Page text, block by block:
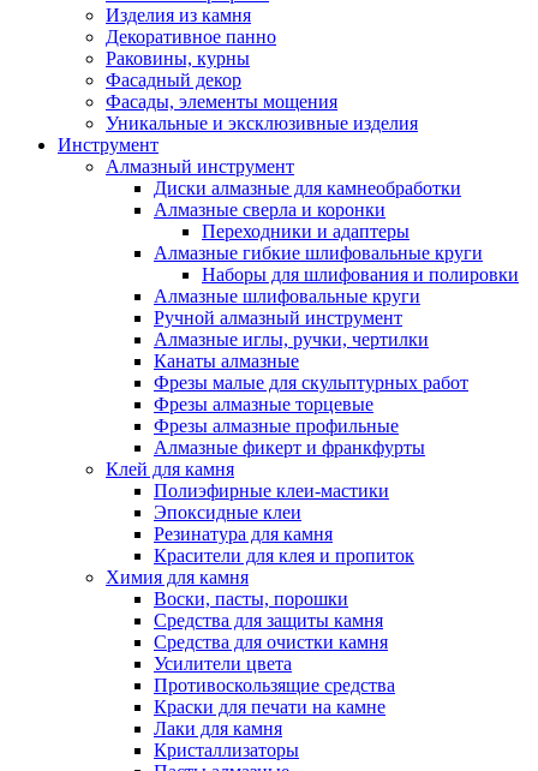
Изделия из камня
Декоративное панно
Раковины, курны
Фасадный декор
Фасады, элементы мощения
Уникальные и эксклюзивные изделия
Инструмент
Алмазный инструмент
Диски алмазные для камнеобработки
Алмазные сверла и коронки
Переходники и адаптеры
Алмазные гибкие шлифовальные круги
Наборы для шлифования и полировки
Алмазные шлифовальные круги
Ручной алмазный инструмент
Алмазные иглы, ручки, чертилки
Канаты алмазные
Фрезы малые для скульптурных работ
Фрезы алмазные торцевые
Фрезы алмазные профильные
Алмазные фикерт и франкфурты
Клей для камня
Полиэфирные клеи-мастики
Эпоксидные клеи
Резинатура для камня
Красители для клея и пропиток
Химия для камня
Воски, пасты, порошки
Средства для защиты камня
Средства для очистки камня
Усилители цвета
Противоскользящие средства
Краски для печати на камне
Лаки для камня
Кристаллизаторы